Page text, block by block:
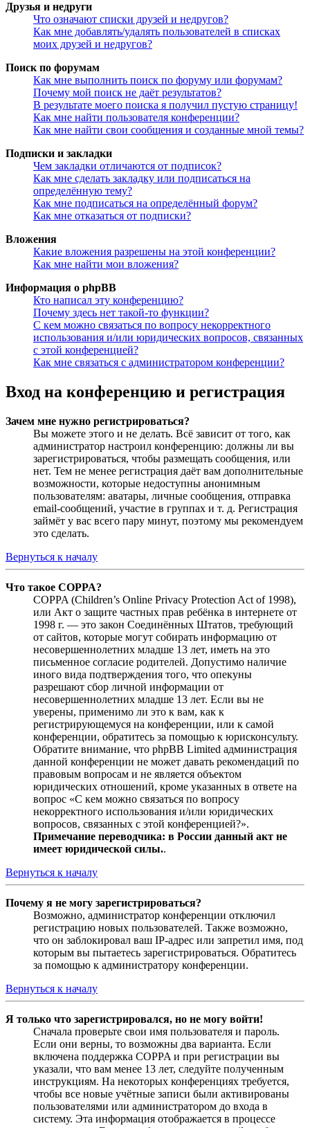
Друзья и недруги
Что означают списки друзей и недругов?
Как мне добавлять/удалять пользователей в списках
моих друзей и недругов?
Поиск по форумам
Как мне выполнить поиск по форуму или форумам?
Почему мой поиск не даёт результатов?
В результате моего поиска я получил пустую страницу!
Как мне найти пользователя конференции?
Как мне найти свои сообщения и созданные мной темы?
Подписки и закладки
Чем закладки отличаются от подписок?
Как мне сделать закладку или подписаться на
определённую тему?
Как мне подписаться на определённый форум?
Как мне отказаться от подписки?
Вложения
Какие вложения разрешены на этой конференции?
Как мне найти мои вложения?
Информация о phpBB
Кто написал эту конференцию?
Почему здесь нет такой-то функции?
С кем можно связаться по вопросу некорректного
использования и/или юридических вопросов, связанных
с этой конференцией?
Как мне связаться с администратором конференции?
Вход на конференцию и регистрация
Зачем мне нужно регистрироваться?
Вы можете этого и не делать. Всё зависит от того, как
администратор настроил конференцию: должны ли вы
зарегистрироваться, чтобы размещать сообщения, или
нет. Тем не менее регистрация даёт вам дополнительные
возможности, которые недоступны анонимным
пользователям: аватары, личные сообщения, отправка
email-сообщений, участие в группах и т. д. Регистрация
займёт у вас всего пару минут, поэтому мы рекомендуем
это сделать.
Вернуться к началу
Что такое COPPA?
COPPA (Children’s Online Privacy Protection Act of 1998),
или Акт о защите частных прав ребёнка в интернете от
1998 г. — это закон Соединённых Штатов, требующий
от сайтов, которые могут собирать информацию от
несовершеннолетних младше 13 лет, иметь на это
письменное согласие родителей. Допустимо наличие
иного вида подтверждения того, что опекуны
разрешают сбор личной информации от
несовершеннолетних младше 13 лет. Если вы не
уверены, применимо ли это к вам, как к
регистрирующемуся на конференции, или к самой
конференции, обратитесь за помощью к юрисконсульту.
Обратите внимание, что phpBB Limited администрация
данной конференции не может давать рекомендаций по
правовым вопросам и не является объектом
юридических отношений, кроме указанных в ответе на
вопрос «С кем можно связаться по вопросу
некорректного использования и/или юридических
вопросов, связанных с этой конференцией?».
Примечание переводчика: в России данный акт не
имеет юридической силы..
Вернуться к началу
Почему я не могу зарегистрироваться?
Возможно, администратор конференции отключил
регистрацию новых пользователей. Также возможно,
что он заблокировал ваш IP-адрес или запретил имя, под
которым вы пытаетесь зарегистрироваться. Обратитесь
за помощью к администратору конференции.
Вернуться к началу
Я только что зарегистрировался, но не могу войти!
Сначала проверьте свои имя пользователя и пароль.
Если они верны, то возможны два варианта. Если
включена поддержка COPPA и при регистрации вы
указали, что вам менее 13 лет, следуйте полученным
инструкциям. На некоторых конференциях требуется,
чтобы все новые учётные записи были активированы
пользователями или администратором до входа в
систему. Эта информация отображается в процессе